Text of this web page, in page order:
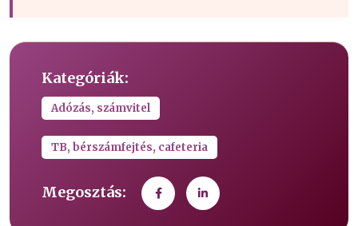
Kategóriák:
Adózás, számvitel
TB, bérszámfejtés, cafeteria
Megosztás: